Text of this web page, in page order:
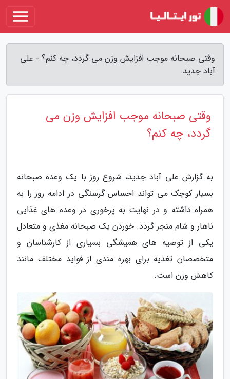
وقتی صبحانه موجب افزایش وزن می گردد، چه کنم؟ - علی
آباد جدید
وقتی صبحانه موجب افزایش وزن می
گردد، چه کنم؟
به گزارش علی آباد جدید، شروع روز با یک وعده صبحانه
بسیار کوچک می تواند احساس گرسنگی در ادامه روز را به
همراه داشته و در نهایت به پرخوری در وعده های غذایی
ناهار و شام منجر گردد. خوردن یک صبحانه مغذی و متعادل
یکی از توصیه های همیشگی بسیاری از کارشناسان و
متخصصان تغذیه برای بهره مندی از فواید مختلف مانند
کاهش وزن است.